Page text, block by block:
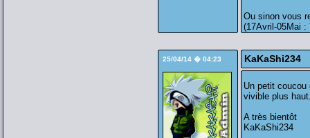
Ou sinon vous
(17Avril-05Mai :
25/04/14 � 04:23 KaKaShi234
Un petit coucou
vivible plus
A très bientôt
KaKaShi234